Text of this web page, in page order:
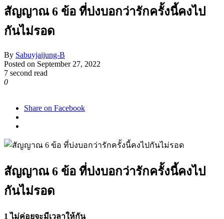
สัญญาณ 6 ข้อ ที่บ่งบอกว่ารักครั้งนี้คงไป
กันไม่รอด
By Sabuyjaijung-B
Posted on September 27, 2022
7 second read
0
Share on Facebook
สัญญาณ 6 ข้อ ที่บ่งบอกว่ารักครั้งนี้คงไป
กันไม่รอด
1 ไม่ค่อยจะมีเวลาให้กัน